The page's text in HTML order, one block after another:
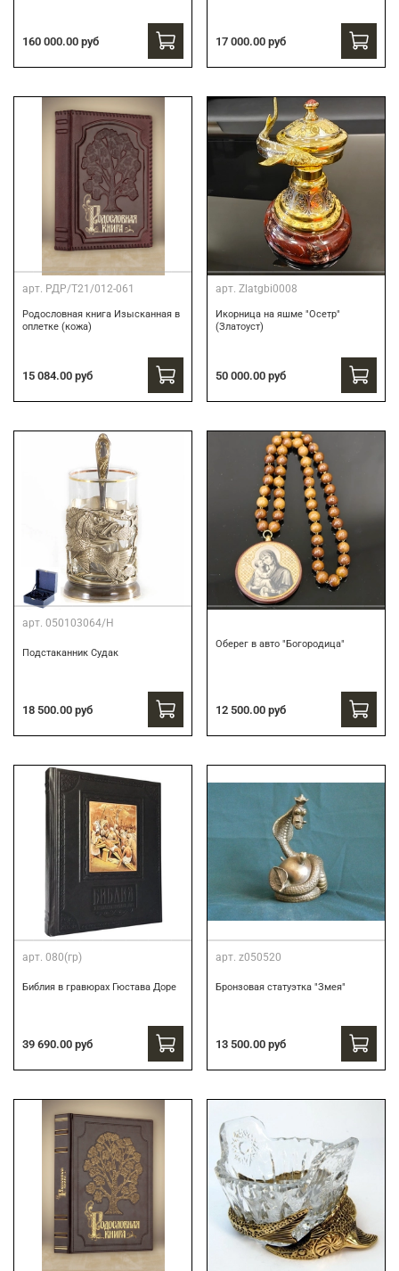
160 000.00 руб 17 000.00 руб
арт. РДР/Т21/012-061
Родословная книга Изысканная в
оплетке (кожа)
15 084.00 руб
арт. Zlatgbi0008
Икорница на яшме "Осетр"
(Златоуст)
50 000.00 руб
арт. 050103064/Н
Подстаканник Судак
18 500.00 руб
Оберег в авто "Богородица"
12 500.00 руб
арт. 080(гр)
Библия в гравюрах Гюстава Доре
39 690.00 руб
арт. z050520
Бронзовая статуэтка "Змея"
13 500.00 руб